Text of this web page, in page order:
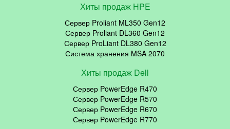
Хиты продаж HPE
Сервер Proliant ML350 Gen12
Сервер Proliant DL360 Gen12
Сервер ProLiant DL380 Gen12
Система хранения MSA 2070
Хиты продаж Dell
Сервер PowerEdge R470
Сервер PowerEdge R570
Сервер PowerEdge R670
Сервер PowerEdge R770